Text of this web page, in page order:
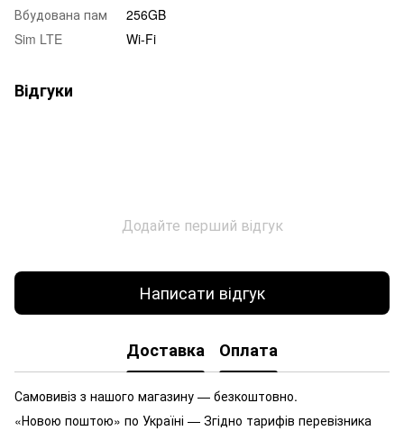
Вбудована пам
256GB
Sim LTE
Wi-Fi
Відгуки
Додайте перший відгук
Написати відгук
Доставка Оплата
Самовивіз з нашого магазину — безкоштовно.
«Новою поштою» по Україні — Згідно тарифів перевізника